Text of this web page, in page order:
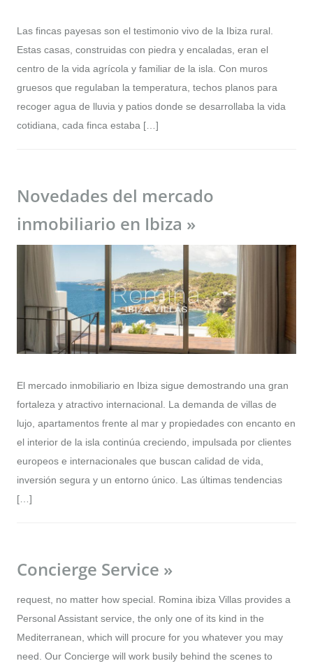
Las fincas payesas son el testimonio vivo de la Ibiza rural.
Estas casas, construidas con piedra y encaladas, eran el
centro de la vida agrícola y familiar de la isla. Con muros
gruesos que regulaban la temperatura, techos planos para
recoger agua de lluvia y patios donde se desarrollaba la vida
cotidiana, cada finca estaba […]
Novedades del mercado
inmobiliario en Ibiza »
El mercado inmobiliario en Ibiza sigue demostrando una gran
fortaleza y atractivo internacional. La demanda de villas de
lujo, apartamentos frente al mar y propiedades con encanto en
el interior de la isla continúa creciendo, impulsada por clientes
europeos e internacionales que buscan calidad de vida,
inversión segura y un entorno único. Las últimas tendencias
[…]
Concierge Service »
request, no matter how special. Romina ibiza Villas provides a
Personal Assistant service, the only one of its kind in the
Mediterranean, which will procure for you whatever you may
need. Our Concierge will work busily behind the scenes to